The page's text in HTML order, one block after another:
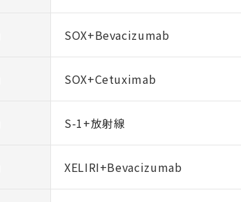
SOX+Bevacizumab
SOX+Cetuximab
S-1+放射線
XELIRI+Bevacizumab